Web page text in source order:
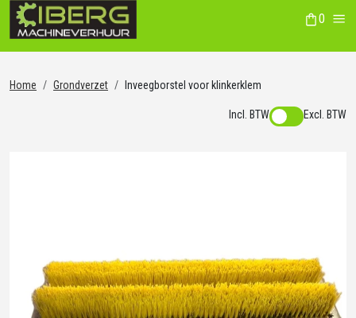
0
Home Grondverzet Inveegborstel voor klinkerklem
Incl. BTW Excl. BTW